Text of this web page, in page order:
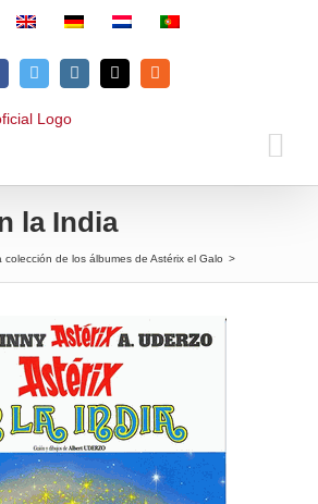
TwitterInstagramEmailRss
la India
colección de los álbumes de Astérix el Galo >